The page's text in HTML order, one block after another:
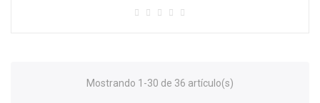
Mostrando 1-30 de 36 artículo(s)